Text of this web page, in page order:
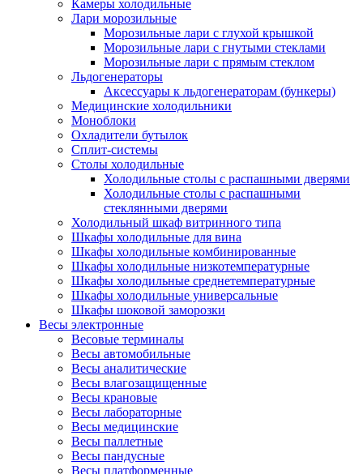
Камеры холодильные
Лари морозильные
Морозильные лари с глухой крышкой
Морозильные лари с гнутыми стеклами
Морозильные лари с прямым стеклом
Льдогенераторы
Аксессуары к льдогенераторам (бункеры)
Медицинские холодильники
Моноблоки
Охладители бутылок
Сплит-системы
Столы холодильные
Холодильные столы с распашными дверями
Холодильные столы с распашными
стеклянными дверями
Холодильный шкаф витринного типа
Шкафы холодильные для вина
Шкафы холодильные комбинированные
Шкафы холодильные низкотемпературные
Шкафы холодильные среднетемпературные
Шкафы холодильные универсальные
Шкафы шоковой заморозки
Весы электронные
Весовые терминалы
Весы автомобильные
Весы аналитические
Весы влагозащищенные
Весы крановые
Весы лабораторные
Весы медицинские
Весы паллетные
Весы пандусные
Весы платформенные